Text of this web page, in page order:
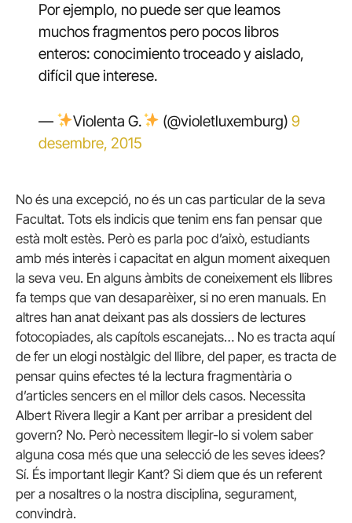
Por ejemplo, no puede ser que leamos
muchos fragmentos pero pocos libros
enteros: conocimiento troceado y aislado,
difícil que interese.
— Violenta G. (@violetluxemburg) 9
desembre, 2015
No és una excepció, no és un cas particular de la seva
Facultat. Tots els indicis que tenim ens fan pensar que
està molt estès. Però es parla poc d’això, estudiants
amb més interès i capacitat en algun moment aixequen
la seva veu. En alguns àmbits de coneixement els llibres
fa temps que van desaparèixer, si no eren manuals. En
altres han anat deixant pas als dossiers de lectures
fotocopiades, als capítols escanejats… No es tracta aquí
de fer un elogi nostàlgic del llibre, del paper, es tracta de
pensar quins efectes té la lectura fragmentària o
d’articles sencers en el millor dels casos. Necessita
Albert Rivera llegir a Kant per arribar a president del
govern? No. Però necessitem llegir-lo si volem saber
alguna cosa més que una selecció de les seves idees?
Sí. És important llegir Kant? Si diem que és un referent
per a nosaltres o la nostra disciplina, segurament,
convindrà.